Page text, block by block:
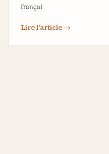
françai
Lire l'article →